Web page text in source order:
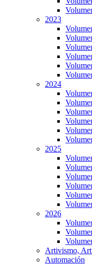
2023
2024
2025
2026
Artivismo,
Automación